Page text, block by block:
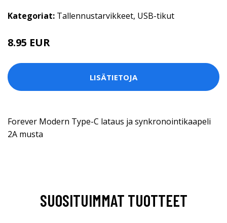
Kategoriat: Tallennustarvikkeet, USB-tikut
8.95 EUR
LISÄTIETOJA
Forever Modern Type-C lataus ja synkronointikaapeli
2A musta
SUOSITUIMMAT TUOTTEET